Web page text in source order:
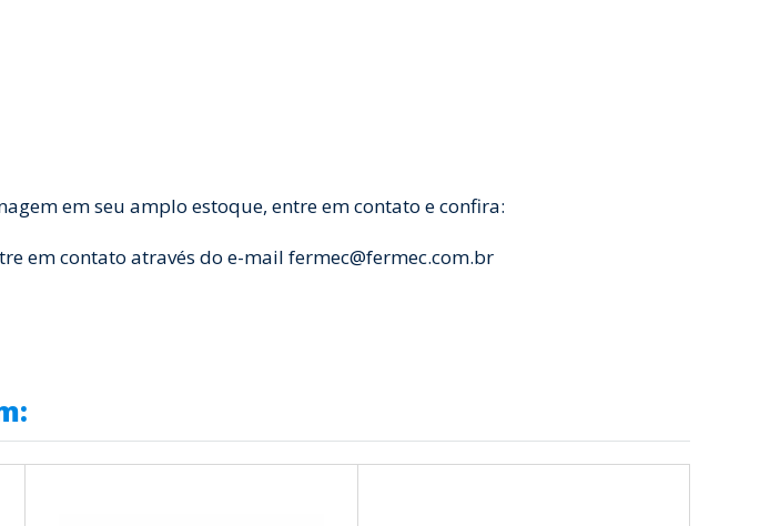
em seu amplo estoque, entre em contato e confira:
em contato através do e-mail fermec@fermec.com.br